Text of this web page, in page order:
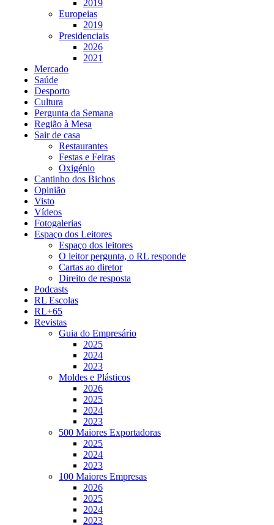
2019
Europeias
2019
Presidenciais
2026
2021
Mercado
Saúde
Desporto
Cultura
Pergunta da Semana
Região à Mesa
Sair de casa
Restaurantes
Festas e Feiras
Oxigénio
Cantinho dos Bichos
Opinião
Visto
Vídeos
Fotogalerias
Espaço dos Leitores
Espaço dos leitores
O leitor pergunta, o RL responde
Cartas ao diretor
Direito de resposta
Podcasts
RL Escolas
RL+65
Revistas
Guia do Empresário
2025
2024
2023
Moldes e Plásticos
2026
2025
2024
2023
500 Maiores Exportadoras
2025
2024
2023
100 Maiores Empresas
2026
2025
2024
2023